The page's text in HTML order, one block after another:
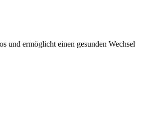
und ermöglicht einen gesunden Wechsel